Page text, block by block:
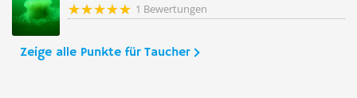
1 Bewertungen
Zeige alle Punkte für Taucher